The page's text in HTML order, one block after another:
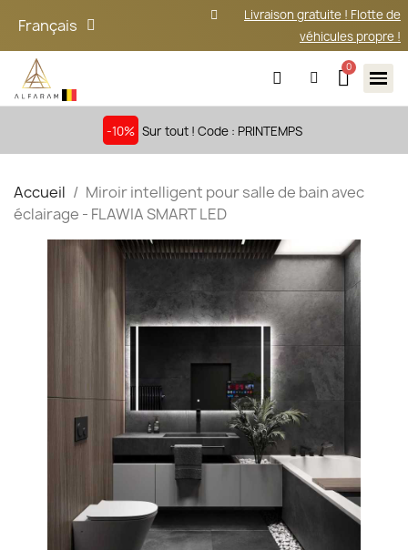
Français
Livraison gratuite ! Flotte de
véhicules propre !
-10% Sur tout ! Code : PRINTEMPS
Accueil
Miroir intelligent pour salle de bain avec
éclairage - FLAWIA SMART LED